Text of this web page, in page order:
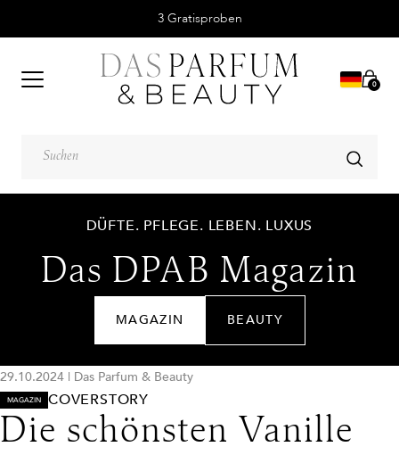
3 Gratisproben
0
DÜFTE. PFLEGE. LEBEN. LUXUS
Das DPAB Magazin
MAGAZIN BEAUTY
29.10.2024 | Das Parfum & Beauty
MAGAZIN COVERSTORY
Die schönsten Vanille